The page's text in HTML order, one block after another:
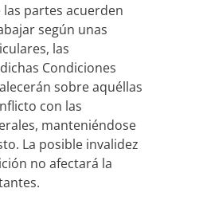
las partes acuerden
según unas
las
Condiciones
sobre aquéllas
con las
manteniéndose
La posible invalidez
no afectará la